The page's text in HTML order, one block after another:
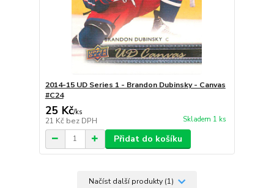
2014-15 UD Series 1 - Brandon Dubinsky - Canvas
#C24
25 Kč/ks
21 Kč bez DPH Skladem 1 ks
Přidat do košíku
Načíst další produkty (1)